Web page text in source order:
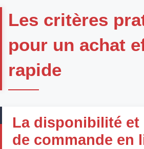
Les critères
pour un achat
rapide
La disponibilité et
de commande en